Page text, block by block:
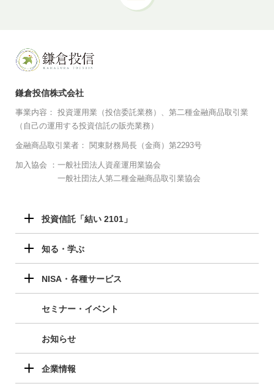
鎌倉投信株式会社
事業内容： 投資運用業（投信委託業務）、 第二種金融商品取引業
（自己の運用する投資信託の販売業務）
金融商品取引業者： 関東財務局長（金商）第2293号
加入協会 ： 一般社団法人資産運用業協会
一般社団法人第二種金融商品取引業協会
投資信託「結い 2101」
知る・学ぶ
NISA・各種サービス
セミナー・イベント
お知らせ
企業情報